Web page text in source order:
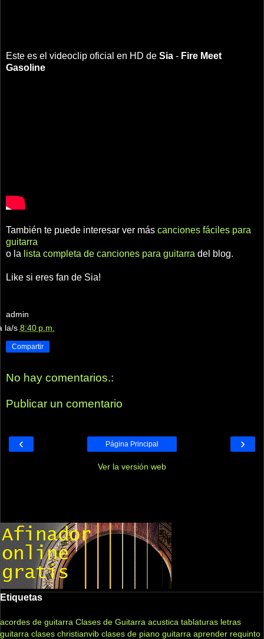
Este es el videoclip oficial en HD de Sia - Fire Meet
Gasoline
También te puede interesar ver más canciones fáciles para
guitarra
o la lista completa de canciones para guitarra del blog.
Like si eres fan de Sia!
admin
la/s 8:40 p.m.
Compartir
No hay comentarios.:
Publicar un comentario
‹ ›
Página Principal
Ver la versión web
Etiquetas
acordes de guitarra Clases de Guitarra acustica tablaturas letras
guitarra clases christianvib clases de piano guitarra aprender requinto